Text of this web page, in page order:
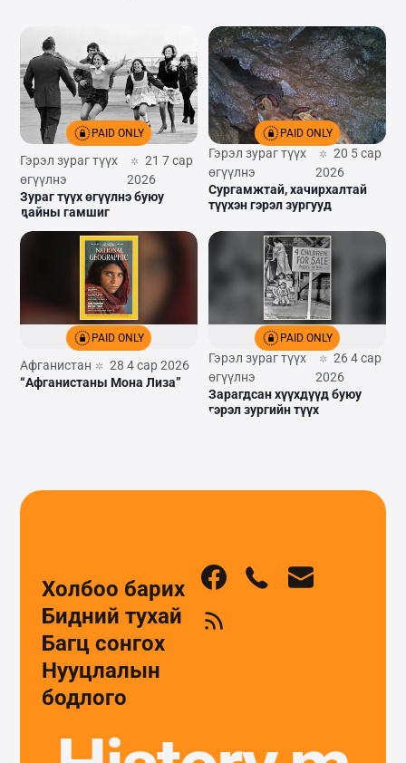
PAID ONLY
Гэрэл зураг түүх
өгүүлнэ
21 7 сар
2026
Зураг түүх өгүүлнэ буюу
дайны гамшиг
PAID ONLY
Гэрэл зураг түүх
өгүүлнэ
20 5 сар
2026
Сургамжтай, хачирхалтай
түүхэн гэрэл зургууд
PAID ONLY
Афганистан
28 4 сар 2026
“Афганистаны Мона Лиза”
PAID ONLY
Гэрэл зураг түүх
өгүүлнэ
26 4 сар
2026
Зарагдсан хүүхдүүд буюу
гэрэл зургийн түүх
Холбоо барих
Бидний тухай
Багц сонгох
Нууцлалын
бодлого